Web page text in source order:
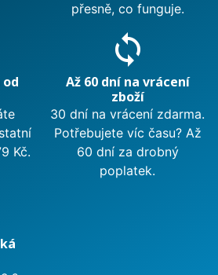
přesně, co funguje.
Kč.
sync
Až 60 dní na vrácení
zboží
30 dní na vrácení zdarma.
Potřebujete víc času? Až
60 dní za drobný
poplatek.